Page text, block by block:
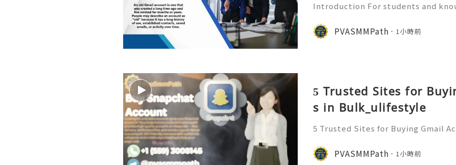
Introduction For students and
hting entire pages (which rarely
"clip" of knowledge. T
PVASMMPath 1小時前
5 Trusted Sites for
s in Bulk_ulifestyle
5 Trusted Sites for Buying Gmail
ply/Contact ╰┈➤➤WhatsApp:+1
gram: @Pvasmmpath Learn how
PVASMMPath 1小時前